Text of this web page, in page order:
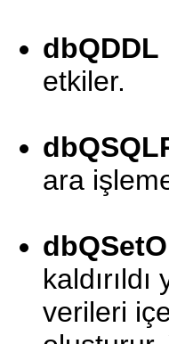
dbQDDL
etkiler.
ara
verileri